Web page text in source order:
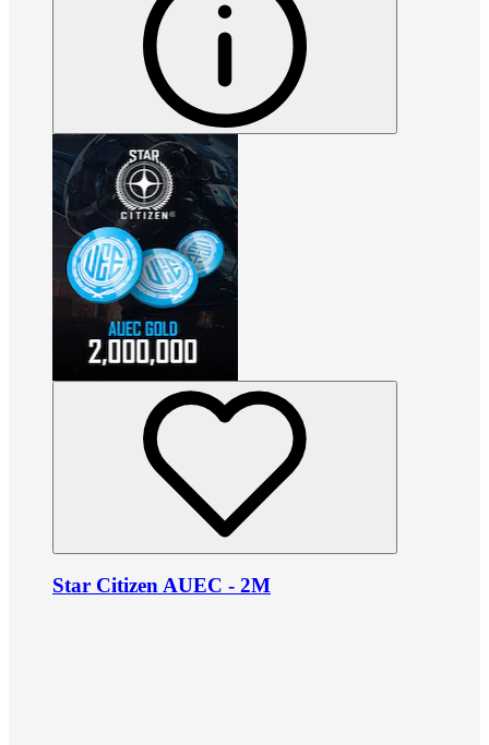
Star Citizen AUEC - 2M